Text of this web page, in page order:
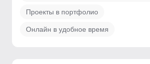
Проекты в портфолио
Онлайн в удобное время